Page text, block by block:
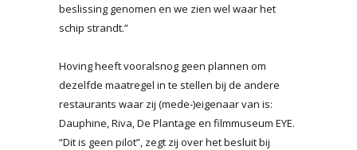
beslissing genomen en we zien wel waar het
schip strandt.”
Hoving heeft vooralsnog geen plannen om
dezelfde maatregel in te stellen bij de andere
restaurants waar zij (mede-)eigenaar van is:
Dauphine, Riva, De Plantage en filmmuseum EYE.
“Dit is geen pilot”, zegt zij over het besluit bij